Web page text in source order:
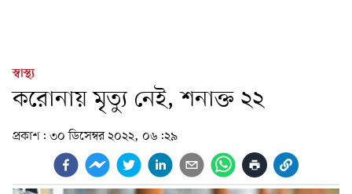
স্বাস্থ্য
করোনায় মৃত্যু নেই, শনাক্ত ২২
প্রকাশ: ৩০ ডিসেম্বর ২০২২, ০৬:২৯